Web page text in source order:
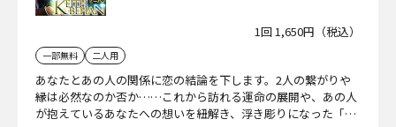
1回 1,650円（税込）
一部無料 二人用
あなたとあの人の関係に恋の結論を下します。2人の繋がりや
縁は必然なのか否か……これから訪れる運命の展開や、あの人
が抱えているあなたへの想いを紐解き、浮き彫りになった「真